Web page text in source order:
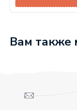
Вам также